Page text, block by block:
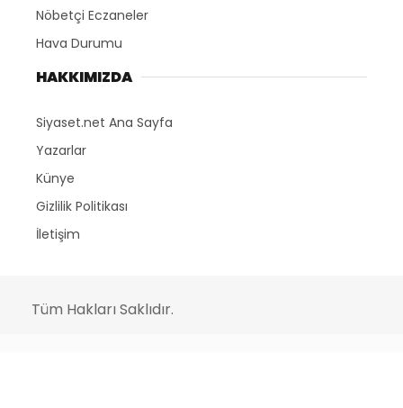
Nöbetçi Eczaneler
Hava Durumu
HAKKIMIZDA
Siyaset.net Ana Sayfa
Yazarlar
Künye
Gizlilik Politikası
İletişim
Tüm Hakları Saklıdır.